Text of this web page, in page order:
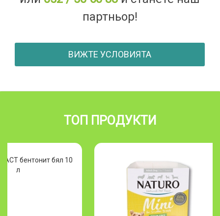
партньор!
ВИЖТЕ УСЛОВИЯТА
ТОП ПРОДУКТИ